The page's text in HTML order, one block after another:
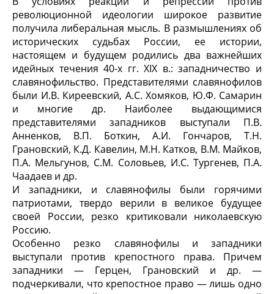
революционной идеологии широкое развитие
получила либеральная мысль. В размышлениях об
исторических судьбах России, ее истории,
настоящем и будущем родились два важнейших
идейных течения 40-х гг. XIX в.: западничество и
славянофильство. Представителями славянофилов
были И.В. Киреевский, А.С. Хомяков, Ю.Ф. Самарин
и многие др. Наиболее выдающимися
представителями западников выступали П.В.
Анненков, В.П. Боткин, А.И. Гончаров, Т.Н.
Грановский, К.Д. Кавелин, М.Н. Катков, В.М. Майков,
П.А. Мельгунов, С.М. Соловьев, И.С. Тургенев, П.А.
Чаадаев и др.
И западники, и славянофилы были горячими
патриотами, твердо верили в великое будущее
своей России, резко критиковали николаевскую
Россию.
Особенно резко славянофилы и западники
выступали против крепостного права. Причем
западники — Герцен, Грановский и др. —
подчеркивали, что крепостное право — лишь одно